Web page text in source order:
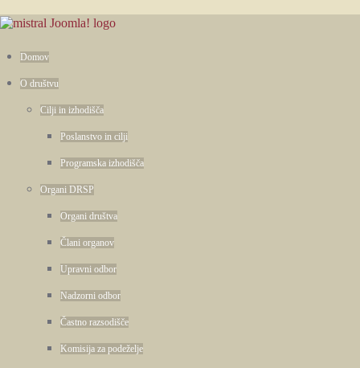
Domov
O društvu
Cilji in izhodišča
Poslanstvo in cilji
Programska izhodišča
Organi DRSP
Organi društva
Člani organov
Upravni odbor
Nadzorni odbor
Častno razsodišče
Komisija za podeželje